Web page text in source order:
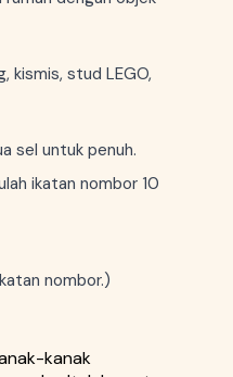
kismis, stud LEGO,
sel untuk penuh.
ikatan nombor 10
nombor.)
kanak